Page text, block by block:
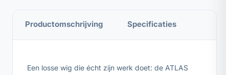
Productomschrijving Specificaties
Een losse wig die écht zijn werk doet: de ATLAS